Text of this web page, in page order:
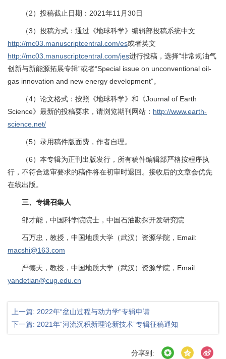
（2）投稿截止日期：2021年11月30日
（3）投稿方式：通过《地球科学》编辑部投稿系统中文
http://mc03.manuscriptcentral.com/es或者英文
http://mc03.manuscriptcentral.com/jes进行投稿，选择“非常规油气
创新与新能源拓展专辑”或者“Special issue on unconventional oil-
gas innovation and new energy development”。
（4）论文格式：按照《地球科学》和《Journal of Earth
Science》最新的投稿要求，请浏览期刊网站： http://www.earth-
science.net/
（5）录用稿件版面费，作者自理。
（6）本专辑为正刊出版发行，所有稿件编辑部严格按程序执
行，不符合送审要求的稿件将在初审时退回。接收后的文章会优先
在线出版。
三、专辑召集人
邹才能，中国科学院院士，中国石油勘探开发研究院
石万忠，教授，中国地质大学（武汉）资源学院，Email:
macshi@163.com
严德天，教授，中国地质大学（武汉）资源学院，Email:
yandetian@cug.edu.cn
上一篇: 2022年“盆山过程与动力学”专辑申请
下一篇: 2021年“河流沉积新理论新技术”专辑征稿通知
分享到: